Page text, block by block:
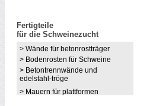
Fertigteile
für die Schweinezucht
> Wände für betonrostträger
> Bodenrosten für Schweine
> Betontrennwände und
edelstahl-tröge
> Mauern für plattformen